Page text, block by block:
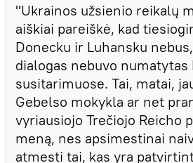
"Ukrainos užsienio reikalų
aiškiai pareiškė, kad
Donecku ir Luhansku
dialogas nebuvo numatytas
susitarimuose. Tai, matai,
Gebelso mokykla ar net
vyriausiojo Trečiojo Reicho
meną, nes apsimestinai
atmesti tai, kas yra